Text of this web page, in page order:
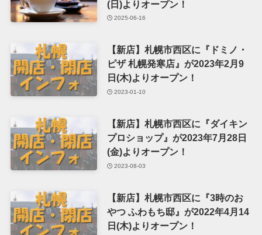
(日)よりオープン！
2025-06-16
【新店】札幌市西区に『ドミノ・
ピザ 札幌発寒店』が2023年2月9
日(木)よりオープン！
2023-01-10
【新店】札幌市西区に『ダイキン
プロショップ』が2023年7月28日
(金)よりオープン！
2023-08-03
【新店】札幌市西区に『3時のお
やつ ふわもち邸』が2022年4月14
日(木)よりオープン！